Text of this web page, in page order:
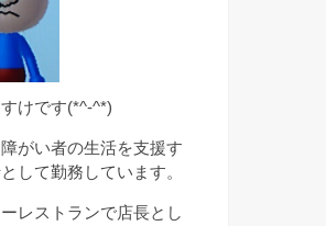
けです(*^-^*)
がい者の生活を支援す
して勤務しています。
レストランで店長とし